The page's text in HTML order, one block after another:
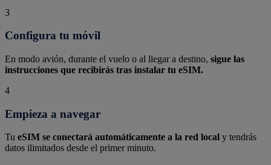
3
Configura tu móvil
En modo avión, durante el vuelo o al llegar a destino, sigue las
instrucciones que recibirás tras instalar tu eSIM.
4
Empieza a navegar
Tu eSIM se conectará automáticamente a la red local y tendrás
datos ilimitados desde el primer minuto.